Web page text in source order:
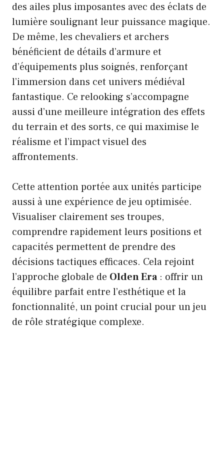
des ailes plus imposantes avec des éclats de
lumière soulignant leur puissance magique.
De même, les chevaliers et archers
bénéficient de détails d’armure et
d’équipements plus soignés, renforçant
l’immersion dans cet univers médiéval
fantastique. Ce relooking s’accompagne
aussi d’une meilleure intégration des effets
du terrain et des sorts, ce qui maximise le
réalisme et l’impact visuel des
affrontements.
Cette attention portée aux unités participe
aussi à une expérience de jeu optimisée.
Visualiser clairement ses troupes,
comprendre rapidement leurs positions et
capacités permettent de prendre des
décisions tactiques efficaces. Cela rejoint
l’approche globale de Olden Era: offrir un
équilibre parfait entre l’esthétique et la
fonctionnalité, un point crucial pour un jeu
de rôle stratégique complexe.